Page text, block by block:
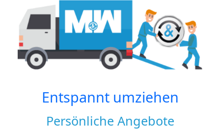
Entspannt umziehen
Persönliche Angebote